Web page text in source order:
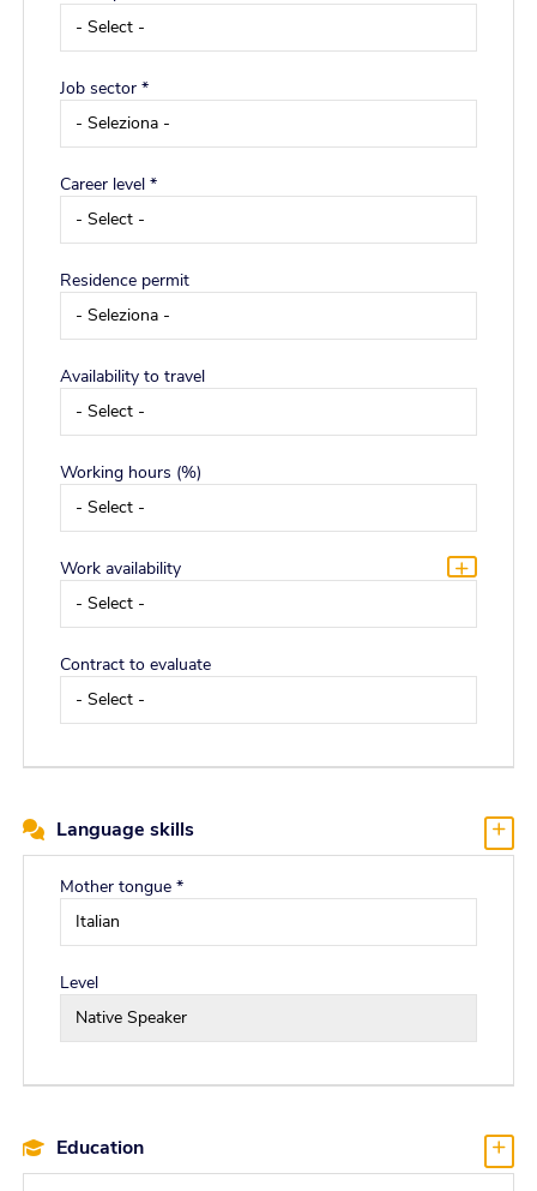
Job sector *
Career level *
Residence permit
Availability to travel
Working hours (%)
Work availability
Contract to evaluate
Language skills
Mother tongue *
Level
Education